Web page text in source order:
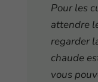
Pour les
attendre
regarder
chaude
vous